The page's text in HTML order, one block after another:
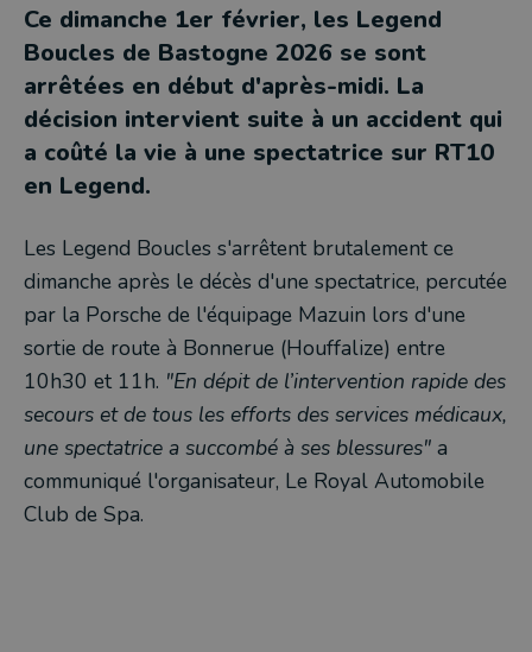
Ce dimanche 1er février, les Legend
Boucles de Bastogne 2026 se sont
arrêtées en début d'après-midi. La
décision intervient suite à un accident qui
a coûté la vie à une spectatrice sur RT10
en Legend.
Les Legend Boucles s'arrêtent brutalement ce
dimanche après le décès d'une spectatrice, percutée
par la Porsche de l'équipage Mazuin lors d'une
sortie de route à Bonnerue (Houffalize) entre
10h30 et 11h. "En dépit de l’intervention rapide des
secours et de tous les efforts des services médicaux,
une spectatrice a succombé à ses blessures" a
communiqué l'organisateur, Le Royal Automobile
Club de Spa.